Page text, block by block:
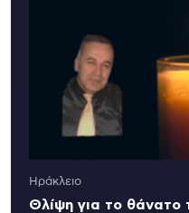
Ηράκλειο
Θλίψη για το θάνατο